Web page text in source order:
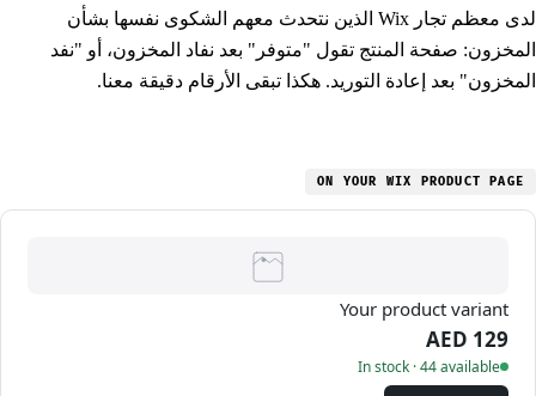
لدى معظم تجار Wix الذين نتحدث معهم الشكوى نفسها بشأن
المخزون: صفحة المنتج تقول "متوفر" بعد نفاد المخزون، أو "نفد
المخزون" بعد إعادة التوريد. هكذا تبقى الأرقام دقيقة معنا.
ON YOUR WIX PRODUCT PAGE
Your product variant
AED 129
In stock · 44 available